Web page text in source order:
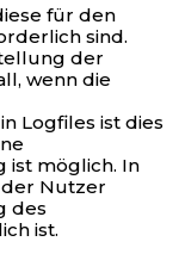
für den
sind.
der
wenn die
Logfiles ist dies
ist möglich. In
Nutzer
des
ist.